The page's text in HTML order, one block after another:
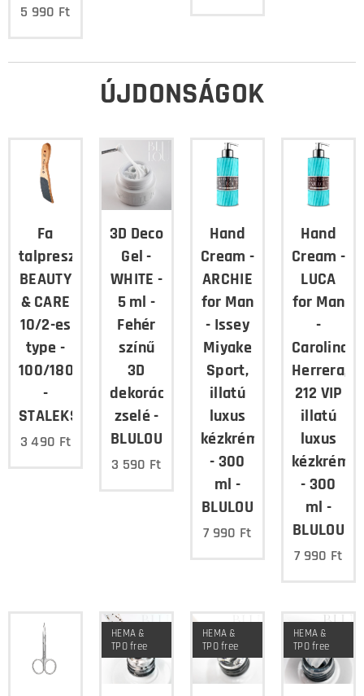
5 990 Ft
ÚJDONSÁGOK
Fa
talpreszelő
BEAUTY
& CARE
10/2-es
type -
100/180
-
STALEKS
3 490 Ft
3D Deco
Gel -
WHITE -
5 ml -
Fehér
színű
3D
dekorációs
zselé -
BLULOU
3 590 Ft
Hand
Cream -
ARCHIE
for Man
- Issey
Miyake
Sport,
illatú
luxus
kézkrém
- 300
ml -
BLULOU
7 990 Ft
Hand
Cream -
LUCA
for Man
-
Carolina
Herrera,
212 VIP
illatú
luxus
kézkrém
- 300
ml -
BLULOU
7 990 Ft
HEMA &
TPO free
HEMA &
TPO free
HEMA &
TPO free